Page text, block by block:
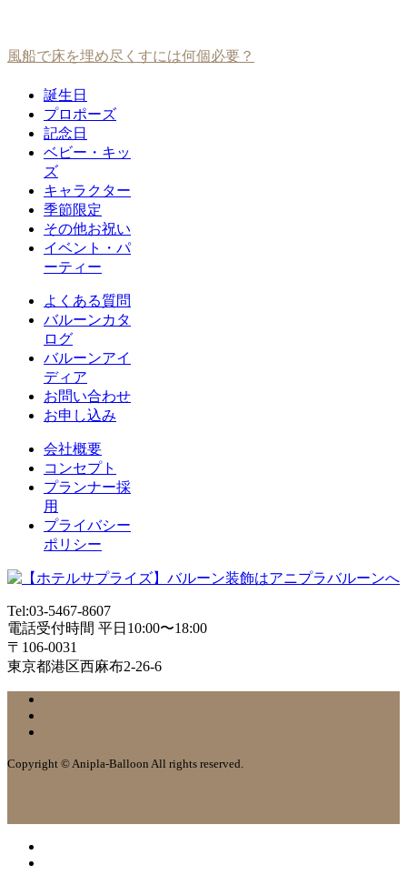
風船で床を埋め尽くすには何個必要？
誕生日
プロポーズ
記念日
ベビー・キッ
ズ
キャラクター
季節限定
その他お祝い
イベント・パ
ーティー
よくある質問
バルーンカタ
ログ
バルーンアイ
ディア
お問い合わせ
お申し込み
会社概要
コンセプト
プランナー採
用
プライバシー
ポリシー
Tel:03-5467-8607
電話受付時間 平日10:00〜18:00
〒106-0031
東京都港区西麻布2-26-6
Copyright © Anipla-Balloon All rights reserved.